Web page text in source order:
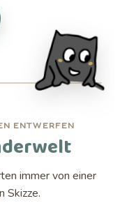
ENTWERFEN
immer von einer
Skizze.